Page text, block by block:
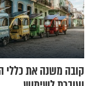
קובה משנה את